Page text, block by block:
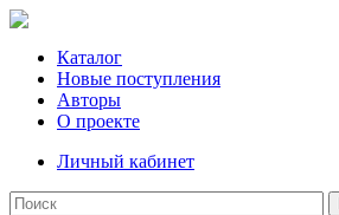
Каталог
Новые поступления
Авторы
О проекте
Личный кабинет